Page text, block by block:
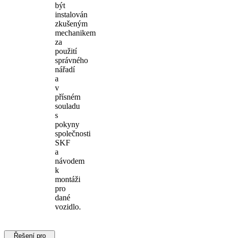
být
instalován
zkušeným
mechanikem
za
použití
správného
nářadí
a
v
přísném
souladu
s
pokyny
společnosti
SKF
a
návodem
k
montáži
pro
dané
vozidlo.
Řešení pro